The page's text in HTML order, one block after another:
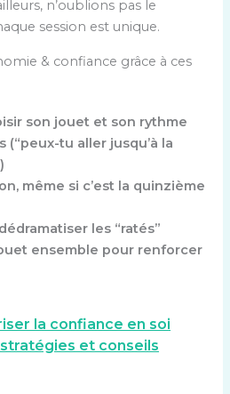
n’oublions pas le
session est unique.
& confiance grâce à ces
son jouet et son rythme
(“peux-tu aller jusqu’à la
même si c’est la quinzième
les “ratés”
ensemble pour renforcer
la confiance en soi
et conseils